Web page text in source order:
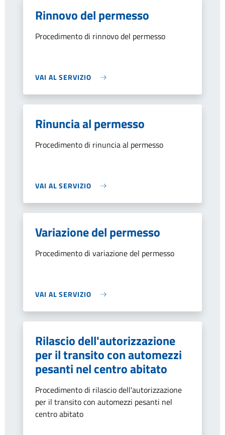
Rinnovo del permesso
Procedimento di rinnovo del permesso
VAI AL SERVIZIO
Rinuncia al permesso
Procedimento di rinuncia al permesso
VAI AL SERVIZIO
Variazione del permesso
Procedimento di variazione del permesso
VAI AL SERVIZIO
Rilascio dell'autorizzazione
per il transito con automezzi
pesanti nel centro abitato
Procedimento di rilascio dell'autorizzazione
per il transito con automezzi pesanti nel
centro abitato